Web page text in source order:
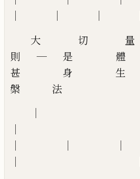
大 切 量
則 ─ 是
甚 身
槃 法